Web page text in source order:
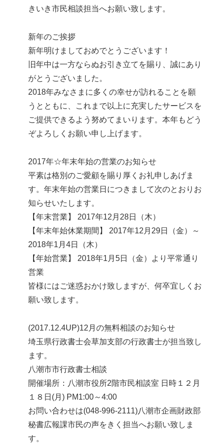
きいき市民相談担当へお願い致します。
新年のご挨拶
新年明けましておめでとうございます！
旧年中は一方ならぬお引き立てを賜り、誠にあり
がとうございました。
2018年みなさまに多くの幸せが訪れることを願
うとともに、これまで以上に充実したサービスを
ご提供できるよう努めてまいります。本年もどう
ぞよろしくお願い申し上げます。
2017年☆年末年始の営業のお知らせ
平素は格別のご愛顧を賜り厚くお礼申しあげま
す。年末年始の営業日につきまして次のとおりお
知らせいたします。
【年末営業】 2017年12月28日（木）
【年末年始休業期間】 2017年12月29日（金）～
2018年1月4日（木）
【年始営業】 2018年1月5日（金）より平常通り
営業
皆様にはご迷惑おかけ致しますが、何卒宜しくお
願い致します。
(2017.12.4UP)12月の無料相談のお知らせ
埼玉県行政書士会草加支部の行政書士が担当致し
ます。
八潮市市行政書士相談
開催場所：八潮市役所2階市民相談室 日時１２月
１８日(月) PM1:00～4:00
お問い合わせは(048-996-2111)八潮市企画財政部
秘書広報課市民の声をきく担当へお願い致しま
す。